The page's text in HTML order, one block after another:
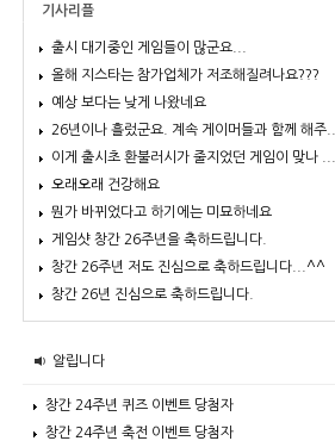
기사리플
출시 대기중인 게임들이 많군요...
올해 지스타는 참가업체가 저조해질려나요???
예상 보다는 낮게 나왔네요
26년이나 흘렀군요. 계속 게이머들과 함께 해주...
이게 출시초 환불러시가 줄지었던 게임이 맞나 ...
오래오래 건강해요
뭔가 바뀌었다고 하기에는 미묘하네요
게임샷 창간 26주년을 축하드립니다.
창간 26주년 저도 진심으로 축하드립니다...^^
창간 26년 진심으로 축하드립니다.
알립니다
창간 24주년 퀴즈 이벤트 당첨자
창간 24주년 축전 이벤트 당첨자